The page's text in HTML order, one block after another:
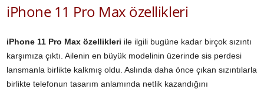
iPhone 11 Pro Max özellikleri
iPhone 11 Pro Max özellikleri ile ilgili bugüne kadar birçok sızıntı
karşımıza çıktı. Ailenin en büyük modelinin üzerinde sis perdesi
lansmanla birlikte kalkmış oldu. Aslında daha önce çıkan sızıntılarla
birlikte telefonun tasarım anlamında netlik kazandığını